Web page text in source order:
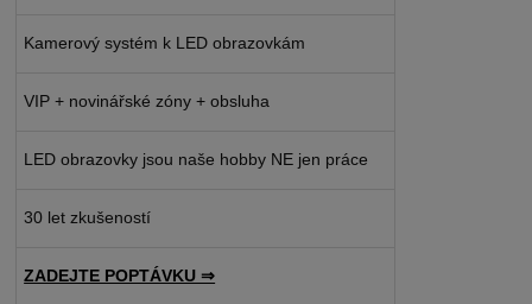
Kamerový systém k LED obrazovkám
VIP + novinářské zóny + obsluha
LED obrazovky jsou naše hobby NE jen práce
30 let zkušeností
ZADEJTE POPTÁVKU ⇒